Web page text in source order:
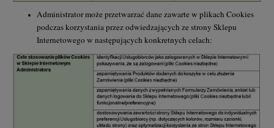
Administrator może przetwarzać dane zawarte w plikach Cookies
podczas korzystania przez odwiedzających ze strony Sklepu
Internetowego w następujących konkretnych celach: